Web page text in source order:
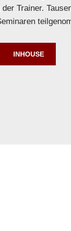
Trainer.
INHOUSE